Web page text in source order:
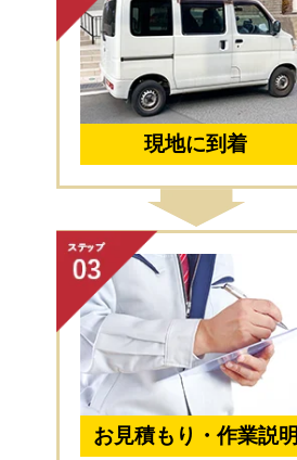
現地に到着
お見積もり・作業説明